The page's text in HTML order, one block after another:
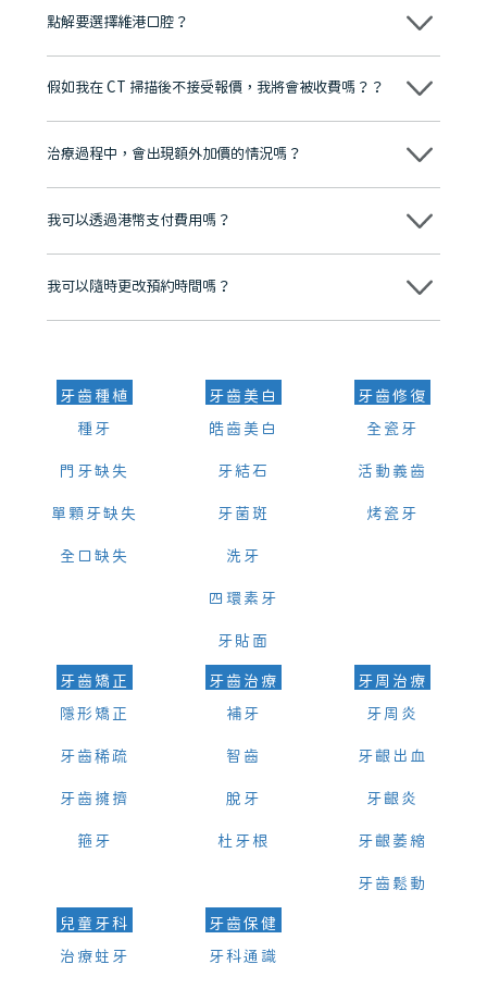
點解要選擇維港口腔？
維港口腔踐行「醫道濟世」的大學校訓，各分院匯聚來自香港、內地的
牌」、「2025香港企業領袖品牌」，是諾貝爾種植系統全球放心植牙中
至今已服務超過三十個國家和地區的顧客，受到粵港澳大灣區及周邊城
市市民極高的口碑評價及信任推薦 珠海、深圳設有八大分院，香港亦設
有咨詢及服務保障中心，有任何問題都可以隨時預約免費咨詢，讓人十
假如我在 CT 掃描後不接受報價，我將會被收費嗎？？
不會！只要未開始實際服務之前，你不會被收取任何費用。
治療過程中，會出現額外加價的情況嗎？
不會，治療前我們會詳細說明治療方案及對應的價錢，顧客同意並簽字
我可以透過港幣支付費用嗎？
可以。維港口腔會按照當日匯率轉算收取費用，而匯率會及時告知客人
我可以隨時更改預約時間嗎？
可以，請盡早通過wechat或whatsapp聯絡我們，告知我們你原本預約
牙齒種植
種牙
門牙缺失
單顆牙缺失
全口缺失
牙齒美白
皓齒美白
牙結石
牙菌斑
洗牙
四環素牙
牙貼面
牙齒修復
全瓷牙
活動義齒
烤瓷牙
牙齒矯正
隱形矯正
牙齒稀疏
牙齒擁擠
箍牙
牙齒治療
補牙
智齒
脫牙
杜牙根
牙周治療
牙周炎
牙齦出血
牙齦炎
牙齦萎縮
牙齒鬆動
兒童牙科
治療蛀牙
牙齒保健
牙科通識